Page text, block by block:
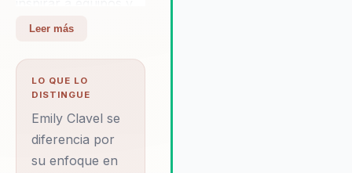
líderes a transformar
oportunidades de
crecimiento. Con más
de 8 años de
experiencia, Emily ha
dejado una huella
Leer más
LO QUE LO
DISTINGUE
Emily Clavel se
diferencia por
su enfoque en